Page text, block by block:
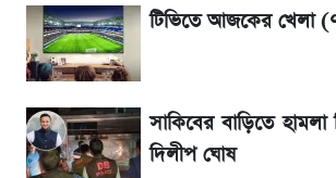
জেনে নিন আজকের সোনা ও রুপার
আগামীকালই স্পষ্ট হবে এসএসসি
তারিখ
টিভিতে আজকের খেলা
সাকিবের বাড়িতে
দিলীপ ঘোষ